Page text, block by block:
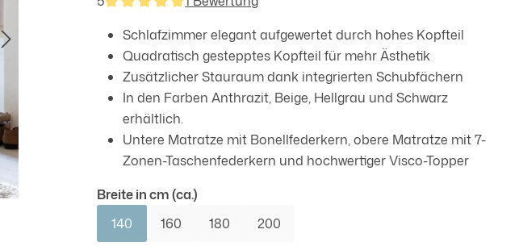
Schlafzimmer elegant aufgewertet durch hohes Kopfteil
Quadratisch gestepptes Kopfteil für mehr Ästhetik
Zusätzlicher Stauraum dank integrierten Schubfächern
In den Farben Anthrazit, Beige, Hellgrau und Schwarz
erhältlich.
Untere Matratze mit Bonellfederkern, obere Matratze mit 7-
Zonen-Taschenfederkern und hochwertiger Visco-Topper
Breite in cm (ca.)auswählen
140
160 180 200